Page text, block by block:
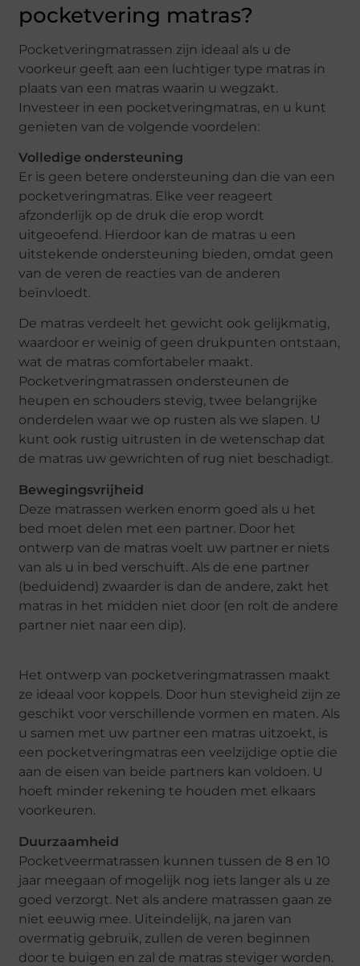
pocketvering matras?
Pocketveringmatrassen zijn ideaal als u de
voorkeur geeft aan een luchtiger type matras in
plaats van een matras waarin u wegzakt.
Investeer in een pocketveringmatras, en u kunt
genieten van de volgende voordelen:
Volledige ondersteuning
Er is geen betere ondersteuning dan die van een
pocketveringmatras. Elke veer reageert
afzonderlijk op de druk die erop wordt
uitgeoefend. Hierdoor kan de matras u een
uitstekende ondersteuning bieden, omdat geen
van de veren de reacties van de anderen
beïnvloedt.
De matras verdeelt het gewicht ook gelijkmatig,
waardoor er weinig of geen drukpunten ontstaan,
wat de matras comfortabeler maakt.
Pocketveringmatrassen ondersteunen de
heupen en schouders stevig, twee belangrijke
onderdelen waar we op rusten als we slapen. U
kunt ook rustig uitrusten in de wetenschap dat
de matras uw gewrichten of rug niet beschadigt.
Bewegingsvrijheid
Deze matrassen werken enorm goed als u het
bed moet delen met een partner. Door het
ontwerp van de matras voelt uw partner er niets
van als u in bed verschuift. Als de ene partner
(beduidend) zwaarder is dan de andere, zakt het
matras in het midden niet door (en rolt de andere
partner niet naar een dip).
Het ontwerp van pocketveringmatrassen maakt
ze ideaal voor koppels. Door hun stevigheid zijn ze
geschikt voor verschillende vormen en maten. Als
u samen met uw partner een matras uitzoekt, is
een pocketveringmatras een veelzijdige optie die
aan de eisen van beide partners kan voldoen. U
hoeft minder rekening te houden met elkaars
voorkeuren.
Duurzaamheid
Pocketveermatrassen kunnen tussen de 8 en 10
jaar meegaan of mogelijk nog iets langer als u ze
goed verzorgt. Net als andere matrassen gaan ze
niet eeuwig mee. Uiteindelijk, na jaren van
overmatig gebruik, zullen de veren beginnen
door te buigen en zal de matras steviger worden.